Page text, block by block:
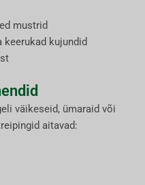
mustrid
keerukad kujundid
väikeseid, ümaraid või
aitavad: